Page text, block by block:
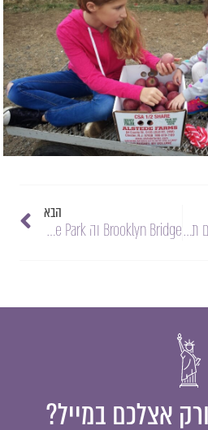
איזה תיק?! | איפה מוצאים תיקים בניו יורק
הבא
Brooklyn Bridge וה Brooklyn Bridge Park | גלידה, קרוסלה ונוף | סיורים 2014
אצלכם במייל?